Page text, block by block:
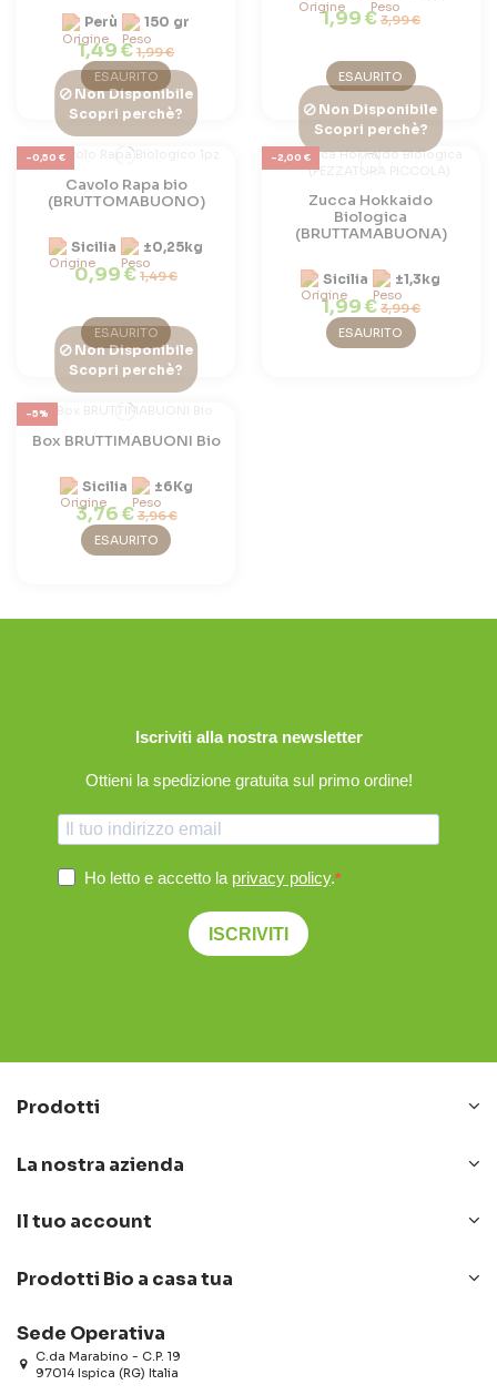
Perù 150 gr
1,49 €1,99 €
ESAURITO
1,99 €3,99 €
ESAURITO
-0,50 €
Non Disponibile
Scopri perchè?
Cavolo Rapa bio
(BRUTTOMABUONO)
Sicilia ±0,25kg
0,99 €1,49 €
ESAURITO
-2,00 €
Non Disponibile
Scopri perchè?
Zucca Hokkaido
Biologica
(BRUTTAMABUONA)
Sicilia ±1,3kg
1,99 € 3,99 €
ESAURITO
-5%
Non Disponibile
Scopri perchè?
Box BRUTTIMABUONI Bio
Sicilia ±6Kg
3,76 €3,96 €
ESAURITO
Iscriviti alla nostra newsletter
Ottieni la spedizione gratuita sul primo ordine!
Ho letto e accetto la privacy policy.
ISCRIVITI
Prodotti
La nostra azienda
Il tuo account
Prodotti Bio a casa tua
Sede Operativa
C.da Marabino - C.P. 19
97014 Ispica (RG) Italia